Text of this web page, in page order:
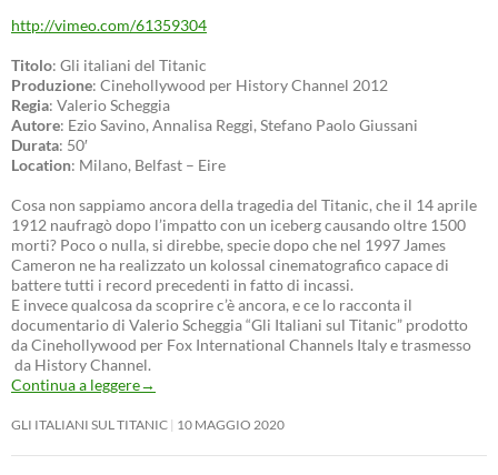
http://vimeo.com/61359304
Titolo: Gli italiani del Titanic
Produzione: Cinehollywood per History Channel 2012
Regia: Valerio Scheggia
Autore: Ezio Savino, Annalisa Reggi, Stefano Paolo Giussani
Durata: 50′
Location: Milano, Belfast – Eire
Cosa non sappiamo ancora della tragedia del Titanic, che il 14 aprile
1912 naufragò dopo l’impatto con un iceberg causando oltre 1500
morti? Poco o nulla, si direbbe, specie dopo che nel 1997 James
Cameron ne ha realizzato un kolossal cinematografico capace di
battere tutti i record precedenti in fatto di incassi.
E invece qualcosa da scoprire c’è ancora, e ce lo racconta il
documentario di Valerio Scheggia “Gli Italiani sul Titanic” prodotto
da Cinehollywood per Fox International Channels Italy e trasmesso
da History Channel.
Continua a leggere→
GLI ITALIANI SUL TITANIC 10 MAGGIO 2020